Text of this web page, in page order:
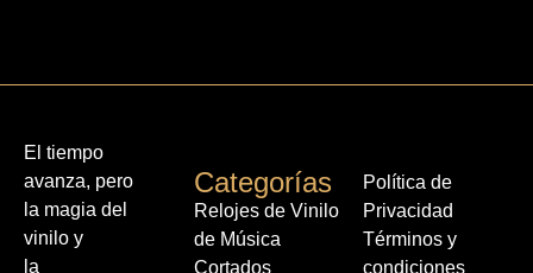
El tiempo
avanza, pero
la magia del
vinilo y
la
Categorías
Relojes de Vinilo
de Música
Cortados
Política de
Privacidad
Términos y
condiciones